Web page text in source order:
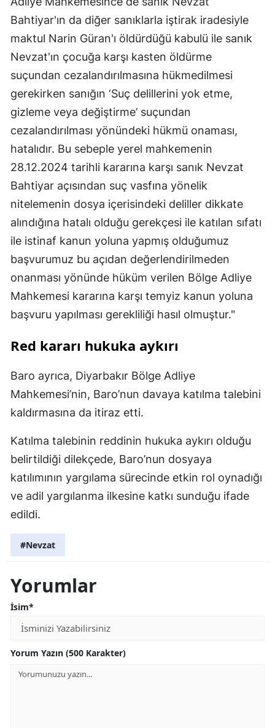
Bahtiyar'ın da diğer sanıklarla iştirak iradesiyle
maktul Narin Güran'ı öldürdüğü kabulü ile sanık
Nevzat'ın çocuğa karşı kasten öldürme
suçundan cezalandırılmasına hükmedilmesi
gerekirken sanığın ‘Suç delillerini yok etme,
gizleme veya değiştirme’ suçundan
cezalandırılması yönündeki hükmü onaması,
hatalıdır. Bu sebeple yerel mahkemenin
28.12.2024 tarihli kararına karşı sanık Nevzat
Bahtiyar açısından suç vasfına yönelik
nitelemenin dosya içerisindeki deliller dikkate
alındığına hatalı olduğu gerekçesi ile katılan sıfatı
ile istinaf kanun yoluna yapmış olduğumuz
başvurumuz bu açıdan değerlendirilmeden
onanması yönünde hüküm verilen Bölge Adliye
Mahkemesi kararına karşı temyiz kanun yoluna
başvuru yapılması gerekliliği hasıl olmuştur."
Red kararı hukuka aykırı
Baro ayrıca, Diyarbakır Bölge Adliye
Mahkemesi’nin, Baro’nun davaya katılma talebini
kaldırmasına da itiraz etti.
Katılma talebinin reddinin hukuka aykırı olduğu
belirtildiği dilekçede, Baro’nun dosyaya
katılımının yargılama sürecinde etkin rol oynadığı
ve adil yargılanma ilkesine katkı sunduğu ifade
edildi.
#Nevzat
Yorumlar
İsim*
Yorum Yazın (500 Karakter)